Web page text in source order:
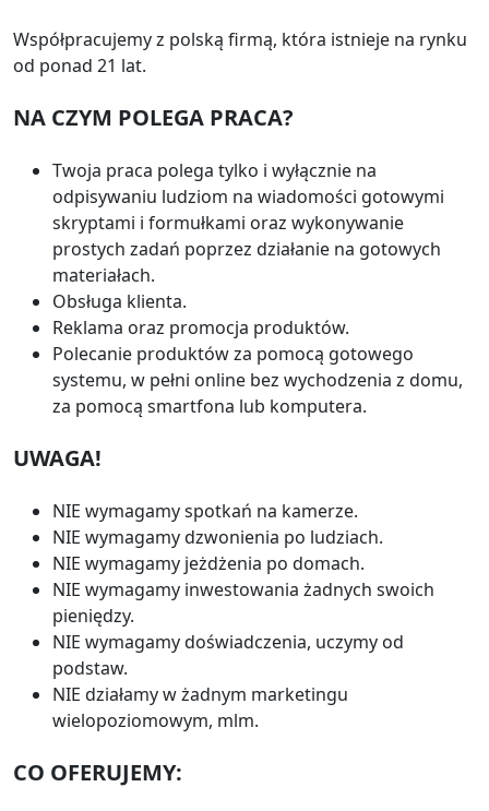
Współpracujemy z polską firmą, która istnieje na rynku
od ponad 21 lat.
NA CZYM POLEGA PRACA?
Twoja praca polega tylko i wyłącznie na
odpisywaniu ludziom na wiadomości gotowymi
skryptami i formułkami oraz wykonywanie
prostych zadań poprzez działanie na gotowych
materiałach.
Obsługa klienta.
Reklama oraz promocja produktów.
Polecanie produktów za pomocą gotowego
systemu, w pełni online bez wychodzenia z domu,
za pomocą smartfona lub komputera.
UWAGA!
NIE wymagamy spotkań na kamerze.
NIE wymagamy dzwonienia po ludziach.
NIE wymagamy jeżdżenia po domach.
NIE wymagamy inwestowania żadnych swoich
pieniędzy.
NIE wymagamy doświadczenia, uczymy od
podstaw.
NIE działamy w żadnym marketingu
wielopoziomowym, mlm.
CO OFERUJEMY: